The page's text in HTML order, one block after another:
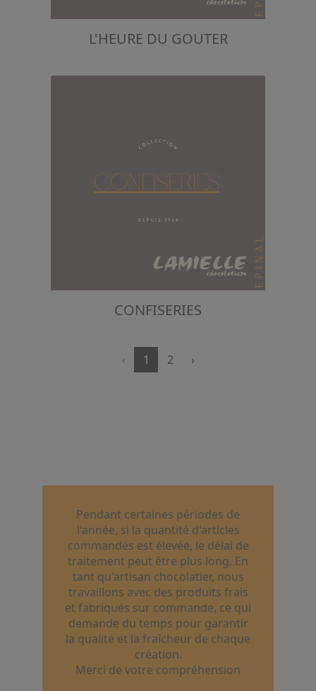
L'HEURE DU GOUTER
CONFISERIES
‹ 1 2 ›
Pendant certaines périodes de
l'année, si la quantité d'articles
commandés est élevée, le délai de
traitement peut être plus long. En
tant qu'artisan chocolatier, nous
travaillons avec des produits frais
et fabriqués sur commande, ce qui
demande du temps pour garantir
la qualité et la fraîcheur de chaque
création.
Merci de votre compréhension